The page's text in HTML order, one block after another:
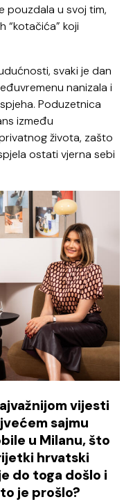
pouzdala u svoj tim,
“kotačića” koji
svaki je dan
nanizala i
Poduzetnica
između
života, zašto
ostati vjerna sebi
vijesti
sajmu
u Milanu, što
hrvatski
do toga došlo i
je prošlo?